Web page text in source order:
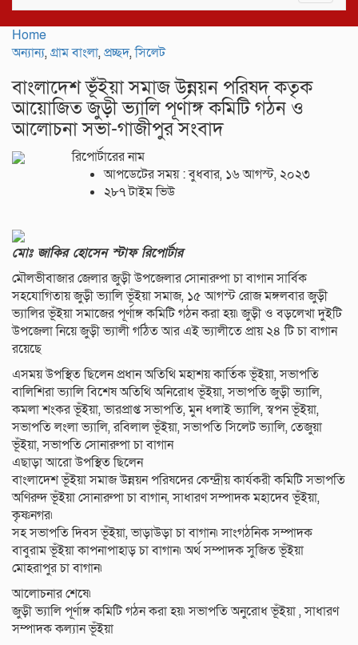
Home
অন্যান্য,গ্রাম বাংলা,প্রচ্ছদ,সিলেট
বাংলাদেশ ভূঁইয়া সমাজ উন্নয়ন পরিষদ কতৃক
আয়োজিত জুড়ী ভ্যালি পূর্ণাঙ্গ কমিটি গঠন ও
আলোচনা সভা-গাজীপুর সংবাদ
রিপোর্টারের নাম
আপডেটের সময় : বুধবার, ১৬ আগস্ট, ২০২৩
২৮৭ টাইম ভিউ
মোঃ জাকির হোসেন স্টাফ রিপোর্টার
মৌলভীবাজার জেলার জুড়ী উপজেলার সোনারুপা চা বাগান সার্বিক
সহযোগিতায় জুড়ী ভ্যালি ভূঁইয়া সমাজ, ১৫ আগস্ট রোজ মঙ্গলবার জুড়ী
ভ্যালির ভূঁইয়া সমাজের পূর্ণাঙ্গ কমিটি গঠন করা হয়৷ জুড়ী ও বড়লেখা দুইটি
উপজেলা নিয়ে জুড়ী ভ্যালী গঠিত আর এই ভ্যালীতে প্রায় ২৪ টি চা বাগান
রয়েছে
এসময় উপস্থিত ছিলেন প্রধান অতিথি মহাশয় কার্তিক ভূঁইয়া, সভাপতি
বালিশিরা ভ্যালি বিশেষ অতিথি অনিরোধ ভূঁইয়া, সভাপতি জুড়ী ভ্যালি,
কমলা শংকর ভূঁইয়া, ভারপ্রাপ্ত সভাপতি, মুন ধলাই ভ্যালি, স্বপন ভূঁইয়া,
সভাপতি লংলা ভ্যালি, রবিলাল ভূঁইয়া, সভাপতি সিলেট ভ্যালি, তেজুয়া
ভূঁইয়া, সভাপতি সোনারুপা চা বাগান
এছাড়া আরো উপস্থিত ছিলেন
বাংলাদেশ ভূঁইয়া সমাজ উন্নয়ন পরিষদের কেন্দ্রীয় কার্যকরী কমিটি সভাপতি
অণিরুদ ভূঁইয়া সোনারুপা চা বাগান, সাধারণ সম্পাদক মহাদেব ভূঁইয়া,
কৃষ্ণনগর৷
সহ সভাপতি দিবস ভূঁইয়া, ভাড়াউড়া চা বাগান৷ সাংগঠনিক সম্পাদক
বাবুরাম ভূঁইয়া কাপনাপাহাড় চা বাগান৷ অর্থ সম্পাদক সুজিত ভূঁইয়া
মোহরাপুর চা বাগান৷
আলোচনার শেষে৷
জুড়ী ভ্যালি পূর্ণাঙ্গ কমিটি গঠন করা হয়৷ সভাপতি অনুরোধ ভূঁইয়া , সাধারণ
সম্পাদক কল্যান ভূঁইয়া